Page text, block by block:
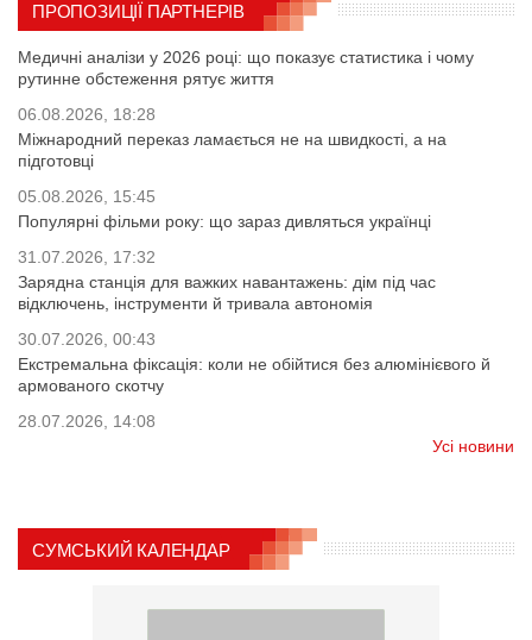
ПРОПОЗИЦІЇ ПАРТНЕРІВ
Медичні аналізи у 2026 році: що показує статистика і чому
рутинне обстеження рятує життя
06.08.2026, 18:28
Міжнародний переказ ламається не на швидкості, а на
підготовці
05.08.2026, 15:45
Популярні фільми року: що зараз дивляться українці
31.07.2026, 17:32
Зарядна станція для важких навантажень: дім під час
відключень, інструменти й тривала автономія
30.07.2026, 00:43
Екстремальна фіксація: коли не обійтися без алюмінієвого й
армованого скотчу
28.07.2026, 14:08
Усі новини
СУМСЬКИЙ КАЛЕНДАР